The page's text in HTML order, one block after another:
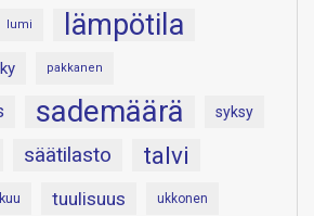
lumi lämpötila
pakkanen
sademäärä syksy
säätilasto talvi
tuulisuus ukkonen